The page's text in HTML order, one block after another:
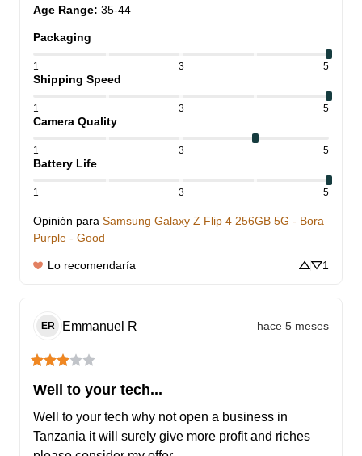
Age Range: 35-44
Packaging
1 3 5
Shipping Speed
1 3 5
Camera Quality
1 3 5
Battery Life
1 3 5
Opinión para Samsung Galaxy Z Flip 4 256GB 5G - Bora
Purple - Good
Lo recomendaría 1
ER Emmanuel R hace 5 meses
Well to your tech...
Well to your tech why not open a business in
Tanzania it will surely give more profit and riches